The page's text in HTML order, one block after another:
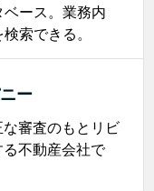
ース。業務内
索できる。
ー
審査のもとリビ
不動産会社で